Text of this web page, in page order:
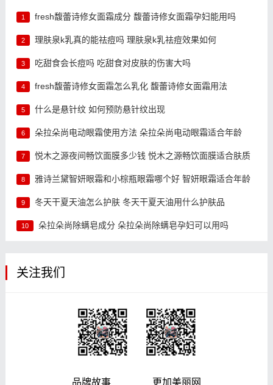
1 fresh馥蕾诗修女面霜成分 馥蕾诗修女面霜孕妇能用吗
2 理肤泉k乳真的能祛痘吗 理肤泉k乳祛痘效果如何
3 吃甜食会长痘吗 吃甜食对皮肤的伤害大吗
4 fresh馥蕾诗修女面霜怎么乳化 馥蕾诗修女面霜用法
5 什么是悬针纹 如何预防悬针纹出现
6 朵拉朵尚电动眼霜使用方法 朵拉朵尚电动眼霜适合年龄
7 悦木之源夜间畅饮面膜多少钱 悦木之源畅饮面膜适合肤质
8 雅诗兰黛智妍眼霜和小棕瓶眼霜哪个好 智妍眼霜适合年龄
9 冬天干夏天油怎么护肤 冬天干夏天油用什么护肤品
10 朵拉朵尚除螨皂成分 朵拉朵尚除螨皂孕妇可以用吗
关注我们
品牌故事 更加美丽网